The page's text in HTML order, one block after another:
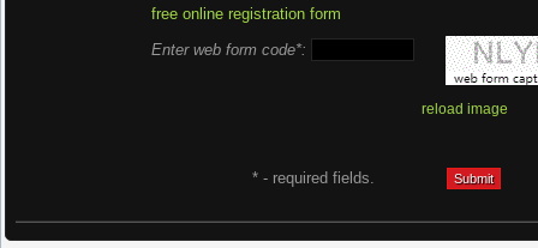
free online registration form
Enter web form code*:
reload image
* - required fields.